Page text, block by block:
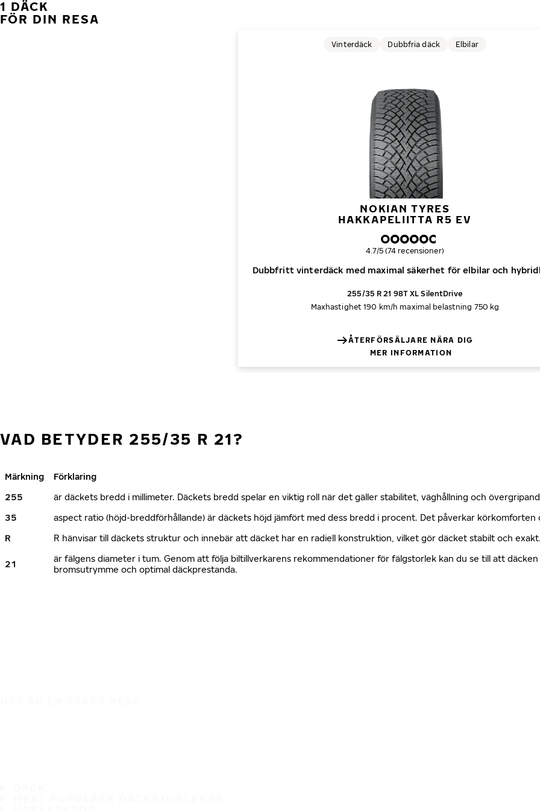
1 DÄCK
FÖR DIN RESA
NOKIAN TYRES
HAKKAPELIITTA R5 EV
Dubbfritt vinterdäck med maximal säkerhet för elbilar och
Vinterdäck Dubbfria däck Elbilar
Övergripande betyg
4.7/5 (74 recensioner)
255/35 R 21 98T XL SilentDrive
Maxhastighet 190 km/h maximal belastning 750 kg
ÅTERFÖRSÄLJARE NÄRA DIG
MER INFORMATION
VAD BETYDER 255/35 R 21?
Märkning
Förklaring
255
är däckets bredd i millimeter. Däckets bredd spelar en viktig roll när det gäller stabilitet, väghållning och
35
aspect ratio (höjd-breddförhållande) är däckets höjd jämfört med dess bredd i procent. Det påverkar
R
R hänvisar till däckets struktur och innebär att däcket har en radiell konstruktion, vilket gör däcket stabilt och
21
är fälgens diameter i tum. Genom att följa biltillverkarens rekommendationer för fälgstorlek kan du se till att
bromsutrymme och optimal däckprestanda.